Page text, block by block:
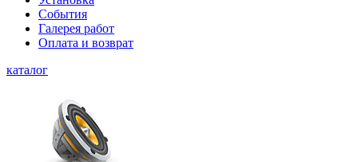
События
Галерея работ
Оплата и возврат
каталог